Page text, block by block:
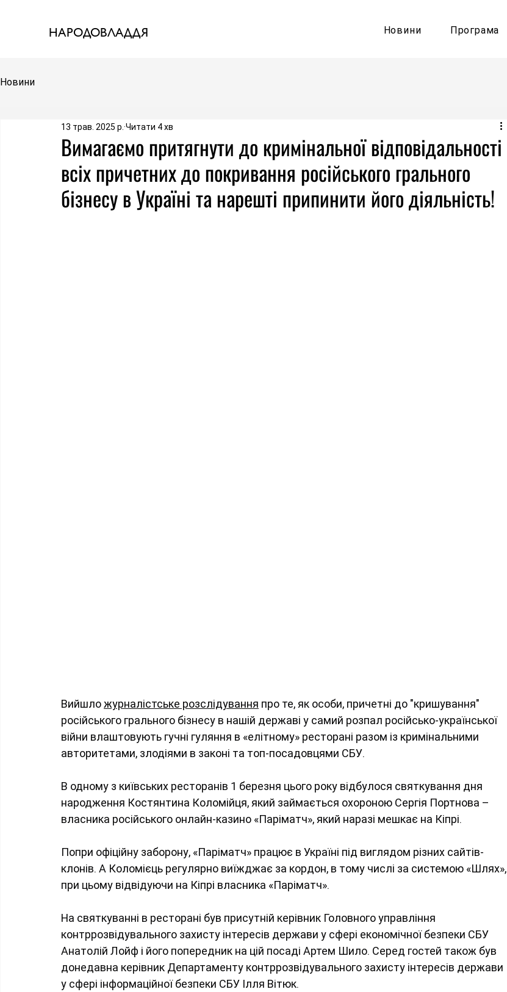
НАРОДОВЛАДДЯ Новини Програма
Новини
Вимагаємо притягнути до кримінальної відповідальності
всіх причетних до покривання російського грального
бізнесу в Україні та нарешті припинити його діяльність!
13 трав. 2025 р. Читати 4 хв
Вийшло журналістське розслідування про те, як особи, причетні до "кришування"
російського грального бізнесу в нашій державі у самий розпал російсько-української
війни влаштовують гучні гуляння в «елітному» ресторані разом із кримінальними
авторитетами, злодіями в законі та топ-посадовцями СБУ.
В одному з київських ресторанів 1 березня цього року відбулося святкування дня
народження Костянтина Коломійця, який займається охороною Сергія Портнова –
власника російського онлайн-казино «Паріматч», який наразі мешкає на Кіпрі.
Попри офіційну заборону, «Паріматч» працює в Україні під виглядом різних сайтів-
клонів. А Коломієць регулярно виїжджає за кордон, в тому числі за системою «Шлях»,
при цьому відвідуючи на Кіпрі власника «Паріматч».
На святкуванні в ресторані був присутній керівник Головного управління
контррозвідувального захисту інтересів держави у сфері економічної безпеки СБУ
Анатолій Лойф і його попередник на цій посаді Артем Шило. Серед гостей також був
донедавна керівник Департаменту контррозвідувального захисту інтересів держави
у сфері інформаційної безпеки СБУ Ілля Вітюк.